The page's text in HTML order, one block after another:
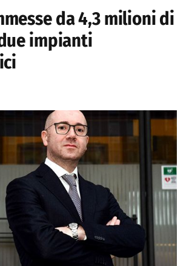
da 4,3 milioni di
impianti